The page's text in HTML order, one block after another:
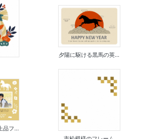
夕陽に駆ける黒馬の英...
品フ...